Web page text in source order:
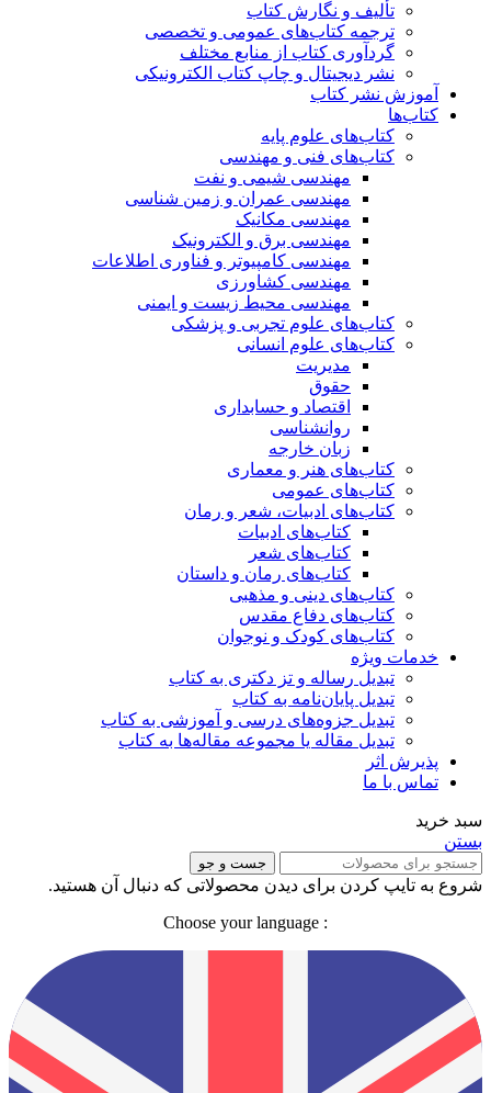
تألیف و نگارش کتاب
ترجمه کتاب‌های عمومی و تخصصی
گردآوری کتاب از منابع مختلف
نشر دیجیتال و چاپ کتاب الکترونیکی
آموزش نشر کتاب
کتاب‌ها
کتاب‌های علوم پایه
کتاب‌های فنی و مهندسی
مهندسی شیمی و نفت
مهندسی عمران و زمین شناسی
مهندسی مکانیک
مهندسی برق و الکترونیک
مهندسی کامپیوتر و فناوری اطلاعات
مهندسی کشاورزی
مهندسی محیط زیست و ایمنی
کتاب‌های علوم تجربی و پزشکی
کتاب‌های علوم انسانی
مدیریت
حقوق
اقتصاد و حسابداری
روانشناسی
زبان خارجه
کتاب‌های هنر و معماری
کتاب‌های عمومی
کتاب‌های ادبیات، شعر و رمان
کتاب‌های ادبیات
کتاب‌های شعر
کتاب‌های رمان و داستان
کتاب‌های دینی و مذهبی
کتاب‌های دفاع مقدس
کتاب‌های کودک و نوجوان
خدمات ویژه
تبدیل رساله و تز دکتری به کتاب
تبدیل پایان‌نامه به کتاب
تبدیل جزوه‌های درسی و آموزشی به کتاب
تبدیل مقاله یا مجموعه مقاله‌ها به کتاب
پذیرش اثر
تماس با ما
سبد خرید
بستن
جست و جو
شروع به تایپ کردن برای دیدن محصولاتی که دنبال آن هستید.
: Choose your language